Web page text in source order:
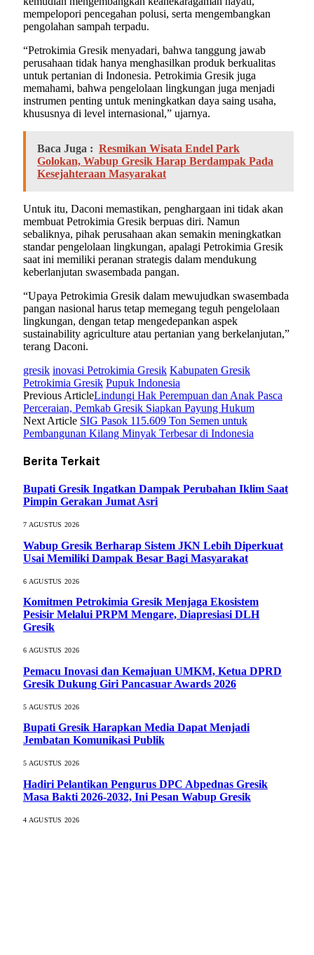
mempelopori pencegahan polusi, serta mengembangkan
pengolahan sampah terpadu.
“Petrokimia Gresik menyadari, bahwa tanggung jawab
perusahaan tidak hanya menghasilkan produk berkualitas
untuk pertanian di Indonesia. Petrokimia Gresik juga
memahami, bahwa pengelolaan lingkungan juga menjadi
instrumen penting untuk meningkatkan daya saing usaha,
khususnya di level internasional,” ujarnya.
Baca Juga : Resmikan Wisata Endel Park
Golokan, Wabup Gresik Harap Berdampak Pada
Kesejahteraan Masyarakat
Untuk itu, Daconi memastikan, penghargaan ini tidak akan
membuat Petrokimia Gresik berpuas diri. Namun
sebaliknya, pihak perusahaan akan semakin meningkatkan
standar pengelolaan lingkungan, apalagi Petrokimia Gresik
saat ini memiliki peranan strategis dalam mendukung
keberlanjutan swasembada pangan.
“Upaya Petrokimia Gresik dalam mewujudkan swasembada
pangan nasional harus tetap memegang teguh pengelolaan
lingkungan, dengan tetap mengedepankan aspek
sustainability agriculture atau pertanian yang berkelanjutan,”
terang Daconi.
gresik inovasi Petrokimia Gresik Kabupaten Gresik
Petrokimia Gresik Pupuk Indonesia
Previous ArticleLindungi Hak Perempuan dan Anak Pasca
Perceraian, Pemkab Gresik Siapkan Payung Hukum
Next Article SIG Pasok 115.609 Ton Semen untuk
Pembangunan Kilang Minyak Terbesar di Indonesia
Berita Terkait
Bupati Gresik Ingatkan Dampak Perubahan Iklim Saat
Pimpin Gerakan Jumat Asri
7 AGUSTUS 2026
Wabup Gresik Berharap Sistem JKN Lebih Diperkuat
Usai Memiliki Dampak Besar Bagi Masyarakat
6 AGUSTUS 2026
Komitmen Petrokimia Gresik Menjaga Ekosistem
Pesisir Melalui PRPM Mengare, Diapresiasi DLH
Gresik
6 AGUSTUS 2026
Pemacu Inovasi dan Kemajuan UMKM, Ketua DPRD
Gresik Dukung Giri Pancasuar Awards 2026
5 AGUSTUS 2026
Bupati Gresik Harapkan Media Dapat Menjadi
Jembatan Komunikasi Publik
5 AGUSTUS 2026
Hadiri Pelantikan Pengurus DPC Abpednas Gresik
Masa Bakti 2026-2032, Ini Pesan Wabup Gresik
4 AGUSTUS 2026